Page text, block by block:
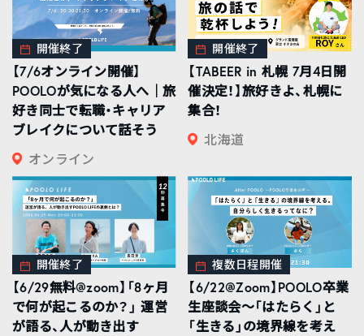
開催終了
【7/6オンライン開催】
POOLOが気になる人へ｜旅
好き同士で転職・キャリア
ブレイクについて話そう
オンライン
開催終了
【TABEER in 札幌 7月4日開
催決定！】旅好きよ、札幌に
集合！
北海道
開催終了
【6/29無料@zoom】「8ヶ月
で何が起こるのか？」 運営
が語る、人が動き出す
複数日程開催
【6/22@Zoom】POOLO卒業
生座談会〜「はたらく」と
「生きる」の境界線を考え